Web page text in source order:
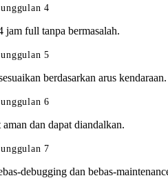
jam full tanpa bermasalah.
berdasarkan arus kendaraan.
dan dapat diandalkan.
debugging dan bebas-